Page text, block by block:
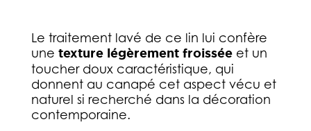
Le traitement lavé de ce lin lui confère
une texture légèrement froisséeet un
toucher doux caractéristique, qui
donnent au canapé cet aspect vécu et
naturel si recherché dans la décoration
contemporaine.